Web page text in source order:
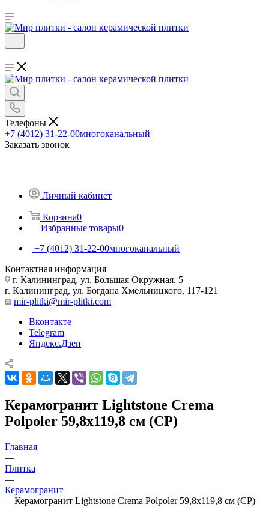
Телефоны
+7 (4012) 31-22-00многоканальный
Заказать звонок
Личный кабинет
Корзина0
Избранные товары0
+7 (4012) 31-22-00многоканальный
Контактная информация
г. Калининград, ул. Большая Окружная, 5
г. Калининград, ул. Богдана Хмельницкого, 117-121
mir-plitki@mir-plitki.com
Вконтакте
Telegram
Яндекс.Дзен
Керамогранит Lightstone Crema
Polpoler 59,8x119,8 см (CP)
Главная
—
Плитка
—
Керамогранит
—Керамогранит Lightstone Crema Polpoler 59,8x119,8 см (CP)